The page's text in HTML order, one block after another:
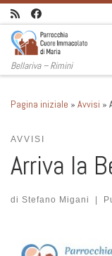
Passa al contenuto
Bellariva – Rimini
Pagina iniziale » Avvisi »
AVVISI
Arriva la
di Stefano Migani |